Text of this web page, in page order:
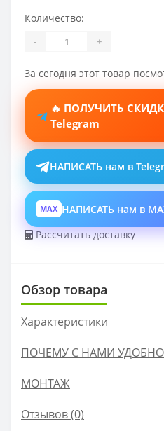
Количество:
- +
За сегодня этот товар
🔥 ПОЛУЧИТЬ
Telegram
НАПИСАТЬ нам в
MAX НАПИСАТЬ нам в
Рассчитать доставку
Обзор товара
Характеристики
ПОЧЕМУ С НАМИ
МОНТАЖ
Отзывов (0)